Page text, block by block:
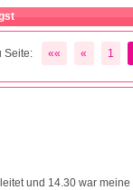
Seite: «« « 1
und 14.30 war